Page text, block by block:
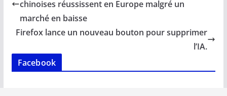
o
k
p
p k
chinoises réussissent en Europe malgré un
marché en baisse
Firefox lance un nouveau bouton pour supprimer
l’IA.
Facebook